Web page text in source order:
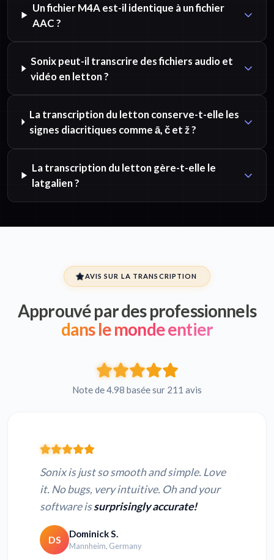
Un fichier M4A est-il identique à un fichier
AAC ?
Sonix peut-il transcrire des fichiers audio et
vidéo en letton ?
La transcription du letton conserve-t-elle les
signes diacritiques comme ā, č et ž ?
La transcription du letton gère-t-elle le
latgalien ?
AVIS SUR LA TRANSCRIPTION
Approuvé par des professionnels
dans le monde entier
Note de 4.98 basée sur 211 avis
Sonix is just so smooth and simple. Love
it. No bugs, very intuitive. Oh and your
software issurprisingly accurate!
DS Dominick S.
Mannheim, Germany